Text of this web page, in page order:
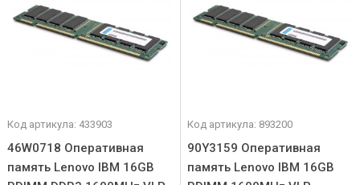
Код артикула: 433903
46W0718 Оперативная
память Lenovo IBM 16GB
Код артикула: 893200
90Y3159 Оперативная
память Lenovo IBM 16GB